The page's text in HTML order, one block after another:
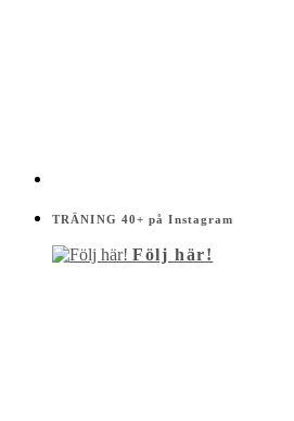
TRÄNING 40+ på Instagram
Följ här!